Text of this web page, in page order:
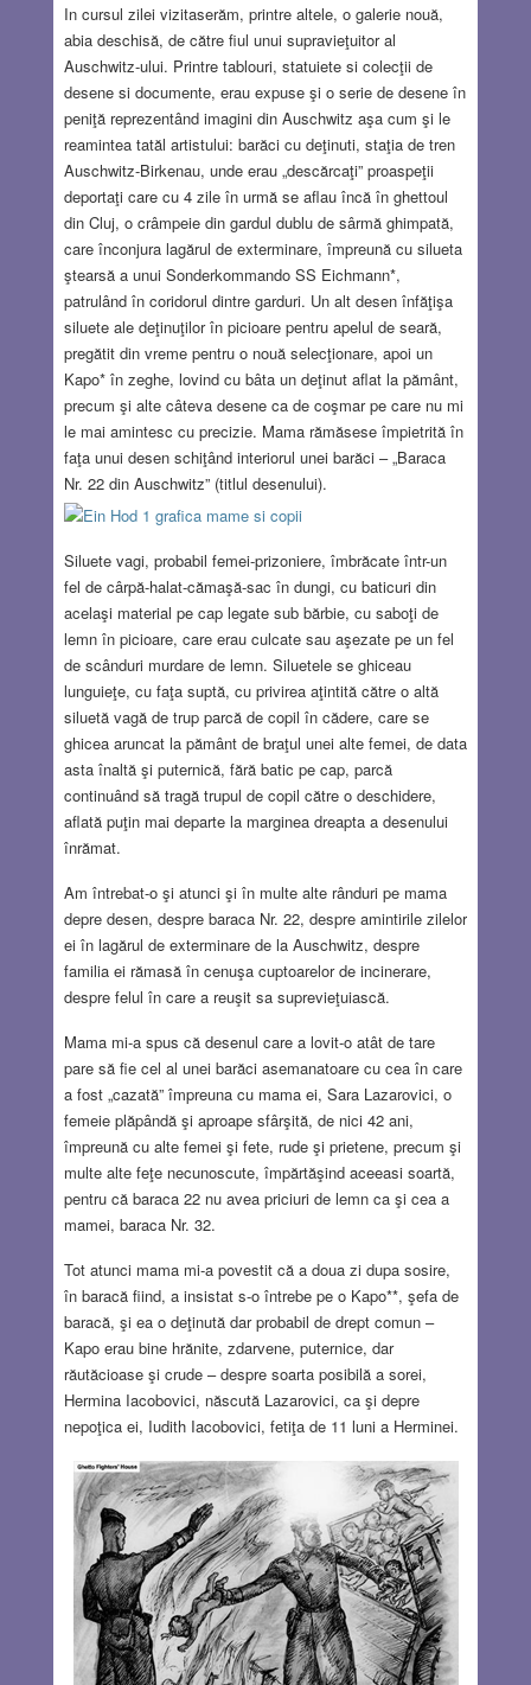
In cursul zilei vizitaserăm, printre altele, o galerie nouă,
abia deschisă, de către fiul unui supravieţuitor al
Auschwitz-ului. Printre tablouri, statuiete si colecţii de
desene si documente, erau expuse şi o serie de desene în
peniţă reprezentând imagini din Auschwitz aşa cum şi le
reamintea tatăl artistului: barăci cu deţinuti, staţia de tren
Auschwitz-Birkenau, unde erau „descărcaţi” proaspeţii
deportaţi care cu 4 zile în urmă se aflau încă în ghettoul
din Cluj, o crâmpeie din gardul dublu de sârmă ghimpată,
care înconjura lagărul de exterminare, împreună cu silueta
ştearsă a unui Sonderkommando SS Eichmann*,
patrulând în coridorul dintre garduri. Un alt desen înfăţişa
siluete ale deţinuţilor în picioare pentru apelul de seară,
pregătit din vreme pentru o nouă selecţionare, apoi un
Kapo* în zeghe, lovind cu bâta un deţinut aflat la pământ,
precum şi alte câteva desene ca de coşmar pe care nu mi
le mai amintesc cu precizie. Mama rămăsese împietrită în
faţa unui desen schiţând interiorul unei barăci – „Baraca
Nr. 22 din Auschwitz” (titlul desenului).
Siluete vagi, probabil femei-prizoniere, îmbrăcate într-un
fel de cârpă-halat-cămaşă-sac în dungi, cu baticuri din
acelaşi material pe cap legate sub bărbie, cu saboţi de
lemn în picioare, care erau culcate sau aşezate pe un fel
de scânduri murdare de lemn. Siluetele se ghiceau
lunguieţe, cu faţa suptă, cu privirea aţintită către o altă
siluetă vagă de trup parcă de copil în cădere, care se
ghicea aruncat la pământ de braţul unei alte femei, de data
asta înaltă şi puternică, fără batic pe cap, parcă
continuând să tragă trupul de copil către o deschidere,
aflată puţin mai departe la marginea dreapta a desenului
înrămat.
Am întrebat-o şi atunci şi în multe alte rânduri pe mama
depre desen, despre baraca Nr. 22, despre amintirile zilelor
ei în lagărul de exterminare de la Auschwitz, despre
familia ei rămasă în cenuşa cuptoarelor de incinerare,
despre felul în care a reuşit sa suprevieţuiască.
Mama mi-a spus că desenul care a lovit-o atât de tare
pare să fie cel al unei barăci asemanatoare cu cea în care
a fost „cazată” împreuna cu mama ei, Sara Lazarovici, o
femeie plăpândă şi aproape sfârşită, de nici 42 ani,
împreună cu alte femei şi fete, rude şi prietene, precum şi
multe alte feţe necunoscute, împărtăşind aceeasi soartă,
pentru că baraca 22 nu avea priciuri de lemn ca şi cea a
mamei, baraca Nr. 32.
Tot atunci mama mi-a povestit că a doua zi dupa sosire,
în baracă fiind, a insistat s-o întrebe pe o Kapo**, şefa de
baracă, şi ea o deţinută dar probabil de drept comun –
Kapo erau bine hrănite, zdarvene, puternice, dar
răutăcioase şi crude – despre soarta posibilă a sorei,
Hermina Iacobovici, născută Lazarovici, ca şi depre
nepoţica ei, Iudith Iacobovici, fetiţa de 11 luni a Herminei.